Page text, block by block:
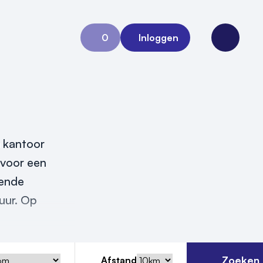
0
Aanvraag 0
Inloggen
Open
kantoor
een
Op
Afstand Zoeken